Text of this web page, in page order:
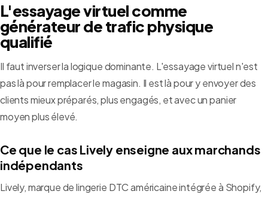
L'essayage virtuel comme
générateur de trafic physique
qualifié
Il faut inverser la logique dominante. L'essayage virtuel n'est
pas là pour remplacer le magasin. Il est là pour y envoyer des
clients mieux préparés, plus engagés, et avec un panier
moyen plus élevé.
Ce que le cas Lively enseigne aux marchands
indépendants
Lively, marque de lingerie DTC américaine intégrée à Shopify,